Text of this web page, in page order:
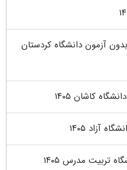
آزمون دانشگاه کردستان
کاشان ۱۴۰۵
آزاد ۱۴۰۵
تربیت مدرس ۱۴۰۵